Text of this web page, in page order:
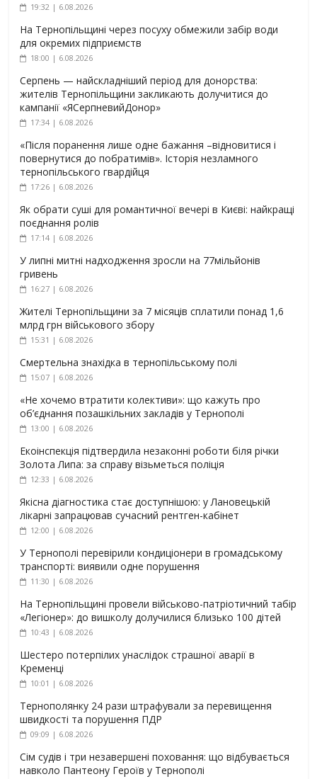
19:32 | 6.08.2026
На Тернопільщині через посуху обмежили забір води
для окремих підприємств
18:00 | 6.08.2026
Серпень — найскладніший період для донорства:
жителів Тернопільщини закликають долучитися до
кампанії «ЯСерпневийДонор»
17:34 | 6.08.2026
«Після поранення лише одне бажання –відновитися і
повернутися до побратимів». Історія незламного
тернопільського гвардійця
17:26 | 6.08.2026
Як обрати суші для романтичної вечері в Києві: найкращі
поєднання ролів
17:14 | 6.08.2026
У липні митні надходження зросли на 77мільйонів
гривень
16:27 | 6.08.2026
Жителі Тернопільщини за 7 місяців сплатили понад 1,6
млрд грн військового збору
15:31 | 6.08.2026
Смертельна знахідка в тернопільському полі
15:07 | 6.08.2026
«Не хочемо втратити колективи»: що кажуть про
об’єднання позашкільних закладів у Тернополі
13:00 | 6.08.2026
Екоінспекція підтвердила незаконні роботи біля річки
Золота Липа: за справу візьметься поліція
12:33 | 6.08.2026
Якісна діагностика стає доступнішою: у Лановецькій
лікарні запрацював сучасний рентген-кабінет
12:00 | 6.08.2026
У Тернополі перевірили кондиціонери в громадському
транспорті: виявили одне порушення
11:30 | 6.08.2026
На Тернопільщині провели військово-патріотичний табір
«Легіонер»: до вишколу долучилися близько 100 дітей
10:43 | 6.08.2026
Шестеро потерпілих унаслідок страшної аварії в
Кременці
10:01 | 6.08.2026
Тернополянку 24 рази штрафували за перевищення
швидкості та порушення ПДР
09:09 | 6.08.2026
Сім судів і три незавершені поховання: що відбувається
навколо Пантеону Героїв у Тернополі